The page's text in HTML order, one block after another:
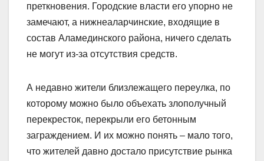
преткновения. Городские власти его упорно не
замечают, а нижнеаларчинские, входящие в
состав Аламединского района, ничего сделать
не могут из-за отсутствия средств.
А недавно жители близлежащего переулка, по
которому можно было объехать злополучный
перекресток, перекрыли его бетонным
заграждением. И их можно понять – мало того,
что жителей давно достало присутствие рынка